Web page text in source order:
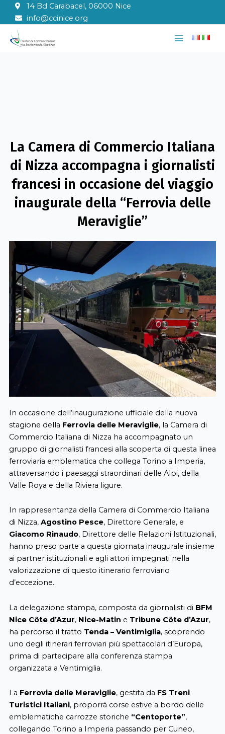
contenuto
14 Bd Carabacel, 06000 Nice
info@ccinice.org
Main
La Camera di Commercio Italiana
di Nizza accompagna i giornalisti
francesi in occasione del viaggio
inaugurale della “Ferrovia delle
Meraviglie”
In occasione dell’inaugurazione ufficiale della nuova
stagione della Ferrovia delle Meraviglie, la Camera di
Commercio Italiana di Nizza ha accompagnato un
gruppo di giornalisti francesi alla scoperta di questa linea
ferroviaria emblematica che collega Torino a Imperia,
attraversando i paesaggi straordinari delle Alpi, della
Valle Roya e della Riviera ligure.
In rappresentanza della Camera di Commercio Italiana
di Nizza, Agostino Pesce, Direttore Generale, e
Giacomo Rinaudo, Direttore delle Relazioni Istituzionali,
hanno preso parte a questa giornata inaugurale insieme
ai partner istituzionali e agli attori impegnati nella
valorizzazione di questo itinerario ferroviario
d’eccezione.
La delegazione stampa, composta da giornalisti di BFM
Nice Côte d’Azur, Nice-Matin e Tribune Côte d’Azur,
ha percorso il tratto Tenda – Ventimiglia, scoprendo
uno degli itinerari ferroviari più spettacolari d’Europa,
prima di partecipare alla conferenza stampa
organizzata a Ventimiglia.
La Ferrovia delle Meraviglie, gestita da FS Treni
Turistici Italiani, proporrà corse estive a bordo delle
emblematiche carrozze storiche “Centoporte”,
collegando Torino a Imperia passando per Cuneo,